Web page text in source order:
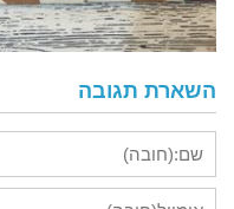
השארת תגובה